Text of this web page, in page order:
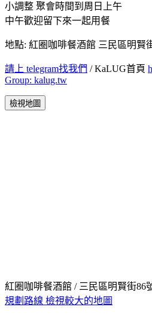
小調整 聚會時間到周日上午
中午歡迎留下來一起用餐
地點: 紅圈咖啡餐酒館 三民區明賢
請上 telegram找我們 / KaLUG首頁
Group: kalug.tw
檢視地圖
紅圈咖啡餐酒館 / 三民區明賢街86
規劃路線 檢視較大的地圖